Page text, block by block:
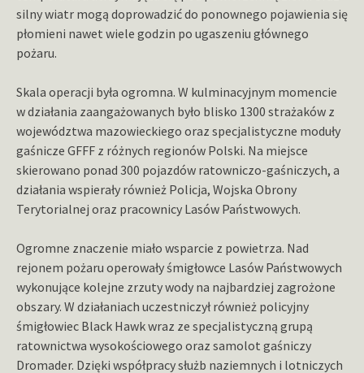
silny wiatr mogą doprowadzić do ponownego pojawienia się
płomieni nawet wiele godzin po ugaszeniu głównego
pożaru.
Skala operacji była ogromna. W kulminacyjnym momencie
w działania zaangażowanych było blisko 1300 strażaków z
województwa mazowieckiego oraz specjalistyczne moduły
gaśnicze GFFF z różnych regionów Polski. Na miejsce
skierowano ponad 300 pojazdów ratowniczo-gaśniczych, a
działania wspierały również Policja, Wojska Obrony
Terytorialnej oraz pracownicy Lasów Państwowych.
Ogromne znaczenie miało wsparcie z powietrza. Nad
rejonem pożaru operowały śmigłowce Lasów Państwowych
wykonujące kolejne zrzuty wody na najbardziej zagrożone
obszary. W działaniach uczestniczył również policyjny
śmigłowiec Black Hawk wraz ze specjalistyczną grupą
ratownictwa wysokościowego oraz samolot gaśniczy
Dromader. Dzięki współpracy służb naziemnych i lotniczych